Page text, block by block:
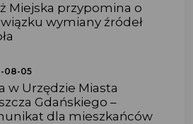
Miejska przypomina o
wymiany źródeł
08-05
w Urzędzie Miasta
Gdańskiego –
dla mieszkańców